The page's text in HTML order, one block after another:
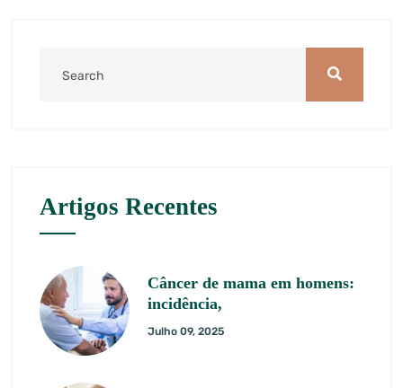
Artigos Recentes
Câncer de mama em homens:
incidência,
Julho 09, 2025